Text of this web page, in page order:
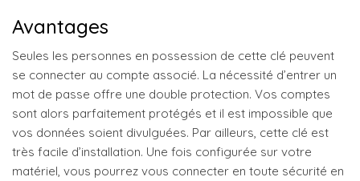
Avantages
Seules les personnes en possession de cette clé peuvent
se connecter au compte associé. La nécessité d’entrer un
mot de passe offre une double protection. Vos comptes
sont alors parfaitement protégés et il est impossible que
vos données soient divulguées. Par ailleurs, cette clé est
très facile d’installation. Une fois configurée sur votre
matériel, vous pourrez vous connecter en toute sécurité en